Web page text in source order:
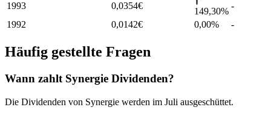
1993 0,0354€
149,30%
-
1992
0,0142€ 0,00% -
Häufig gestellte Fragen
Wann zahlt Synergie Dividenden?
Die Dividenden von Synergie werden im Juli ausgeschüttet.